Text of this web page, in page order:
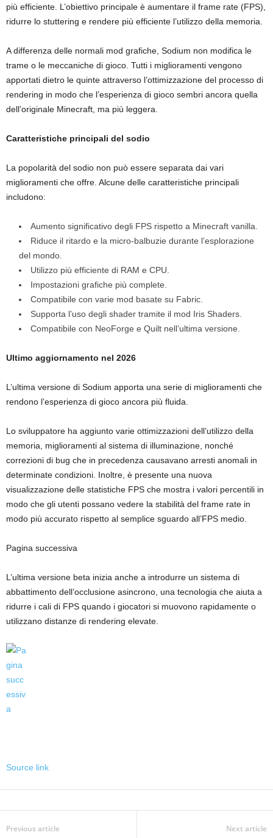
più efficiente. L’obiettivo principale è aumentare il frame rate (FPS),
ridurre lo stuttering e rendere più efficiente l’utilizzo della memoria.
A differenza delle normali mod grafiche, Sodium non modifica le
trame o le meccaniche di gioco. Tutti i miglioramenti vengono
apportati dietro le quinte attraverso l’ottimizzazione del processo di
rendering in modo che l’esperienza di gioco sembri ancora quella
dell’originale Minecraft, ma più leggera.
Caratteristiche principali del sodio
La popolarità del sodio non può essere separata dai vari
miglioramenti che offre. Alcune delle caratteristiche principali
includono:
Aumento significativo degli FPS rispetto a Minecraft vanilla.
Riduce il ritardo e la micro-balbuzie durante l’esplorazione
del mondo.
Utilizzo più efficiente di RAM e CPU.
Impostazioni grafiche più complete.
Compatibile con varie mod basate su Fabric.
Supporta l’uso degli shader tramite il mod Iris Shaders.
Compatibile con NeoForge e Quilt nell’ultima versione.
Ultimo aggiornamento nel 2026
L’ultima versione di Sodium apporta una serie di miglioramenti che
rendono l’esperienza di gioco ancora più fluida.
Lo sviluppatore ha aggiunto varie ottimizzazioni dell’utilizzo della
memoria, miglioramenti al sistema di illuminazione, nonché
correzioni di bug che in precedenza causavano arresti anomali in
determinate condizioni. Inoltre, è presente una nuova
visualizzazione delle statistiche FPS che mostra i valori percentili in
modo che gli utenti possano vedere la stabilità del frame rate in
modo più accurato rispetto al semplice sguardo all’FPS medio.
Pagina successiva
L’ultima versione beta inizia anche a introdurre un sistema di
abbattimento dell’occlusione asincrono, una tecnologia che aiuta a
ridurre i cali di FPS quando i giocatori si muovono rapidamente o
utilizzano distanze di rendering elevate.
Source link
Previous article Next article